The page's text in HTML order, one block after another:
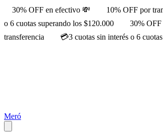
30% OFF en efectivo 💸 10% OFF por
o 6 cuotas superando los $120.000
30%
transferencia
💳3 cuotas sin interés o 6
Meró